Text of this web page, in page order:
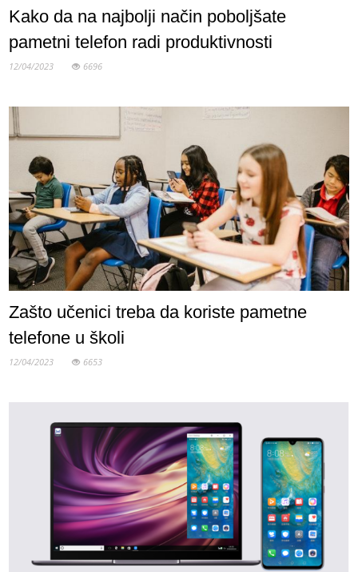
Kako da na najbolji način poboljšate
pametni telefon radi produktivnosti
12/04/2023 6696
Zašto učenici treba da koriste pametne
telefone u školi
12/04/2023 6653